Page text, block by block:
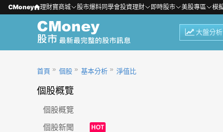
CMoney 理財寶商城 股市爆料同學會投資理財 即時股市 美股專區 模
大盤分析
首頁 個股 基本分析 淨值比
個股概覽
個股概覽
個股新聞
HOT